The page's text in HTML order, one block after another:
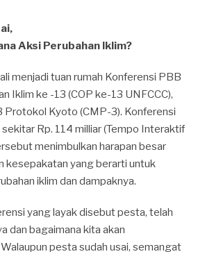
Aksi Perubahan Iklim?
menjadi tuan rumah Konferensi PBB
Iklim ke -13 (COP ke-13 UNFCCC),
Protokol Kyoto (CMP-3). Konferensi
Rp. 114 milliar (Tempo Interaktif
menimbulkan harapan besar
kesepakatan yang berarti untuk
iklim dan dampaknya.
yang layak disebut pesta, telah
dan bagaimana kita akan
pesta sudah usai, semangat